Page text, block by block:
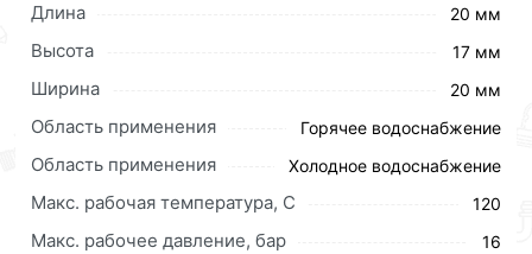
Длина 20 мм
Высота 17 мм
Ширина 20 мм
Область применения Горячее водоснабжение
Область применения Холодное водоснабжение
Макс. рабочая температура, C 120
Макс. рабочее давление, бар 16